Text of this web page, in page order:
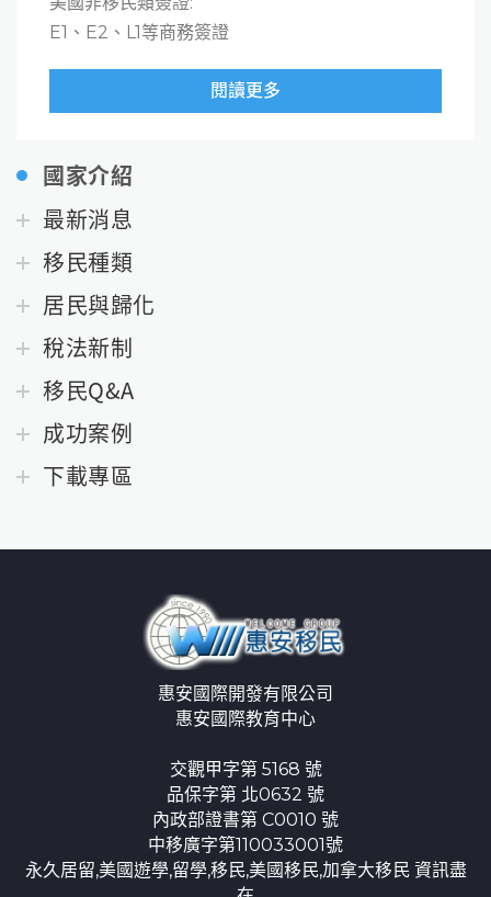
國家介紹
最新消息
移民種類
居民與歸化
稅法新制
移民Q&A
成功案例
下載專區
E1、E2、L1等商務簽證
閱讀更多
惠安國際開發有限公司
惠安國際教育中心
交觀甲字第 5168 號
品保字第 北0632 號
內政部證書第 C0010 號
中移廣字第110033001號
永久居留,美國遊學,留學,移民,美國移民,加拿大移民 資訊盡